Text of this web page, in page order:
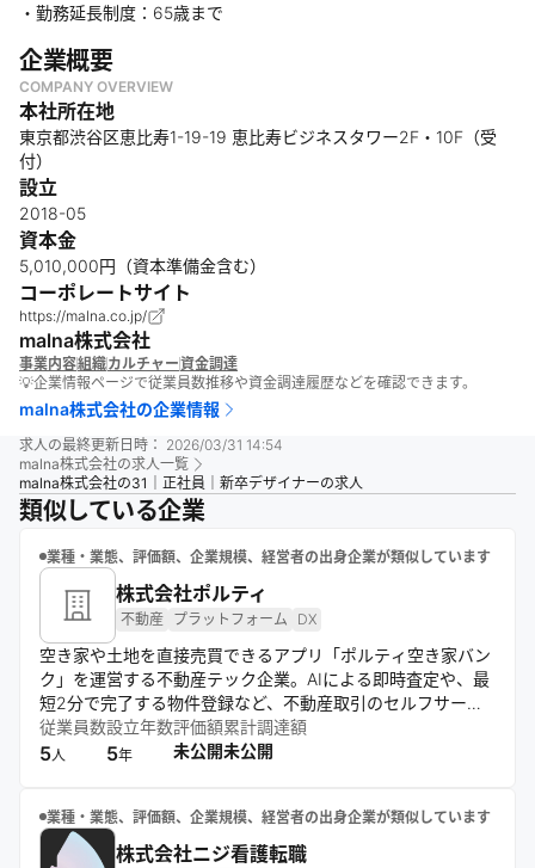
・勤務延長制度：65歳まで
企業概要
COMPANY OVERVIEW
本社所在地
東京都渋谷区恵比寿1-19-19 恵比寿ビジネスタワー2F・10F（受
付）
設立
2018-05
資本金
5,010,000円（資本準備金含む）
コーポレートサイト
https://malna.co.jp/
malna株式会社
事業内容組織カルチャー資金調達
💡企業情報ページで従業員数推移や資金調達履歴などを確認できます。
malna株式会社の企業情報
求人の最終更新日時： 2026/03/31 14:54
malna株式会社の求人一覧
malna株式会社の31｜正社員｜新卒デザイナーの求人
類似している企業
業種・業態、評価額、企業規模、経営者の出身企業が類似しています
株式会社ポルティ
不動産 プラットフォーム DX
空き家や土地を直接売買できるアプリ「ポルティ空き家バン
ク」を運営する不動産テック企業。AIによる即時査定や、最
短2分で完了する物件登録など、不動産取引のセルフサービ
ス化とデジタル化を推進しているのが特徴。宅建士によるサ
ポート体制も備え、透明性が高く安心な取引環境を提供。テ
従業員数
5人
設立年数
5年
評価額
未公開
累計調達額
未公開
業種・業態、評価額、企業規模、経営者の出身企業が類似しています
株式会社ニジ看護転職